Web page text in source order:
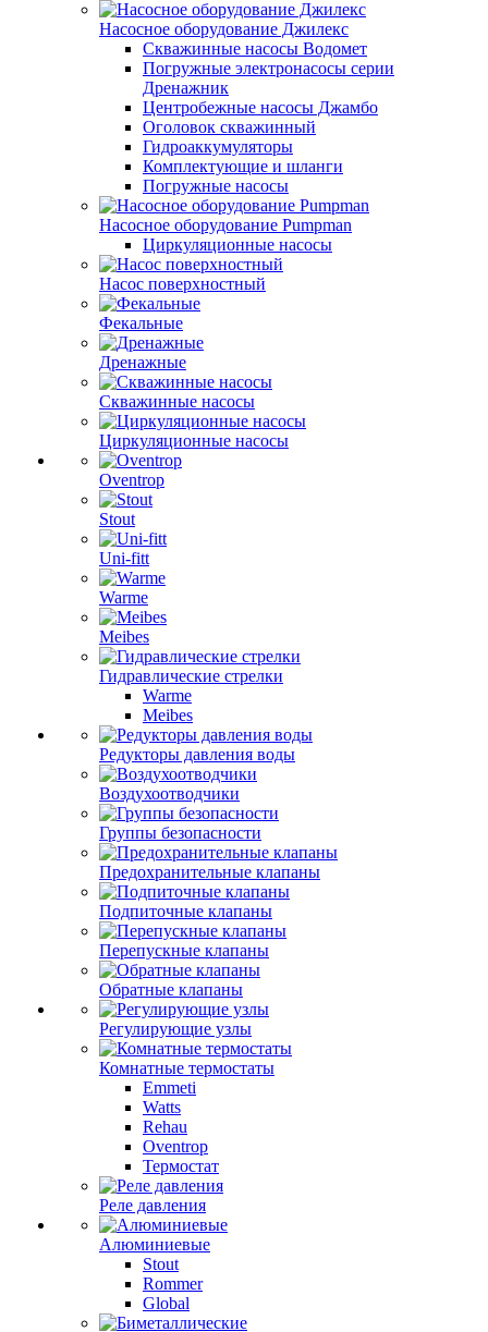
Насосное оборудование Джилекс
Скважинные насосы Водомет
Погружные электронасосы серии
Дренажник
Центробежные насосы Джамбо
Оголовок скважинный
Гидроаккумуляторы
Комплектующие и шланги
Погружные насосы
Насосное оборудование Pumpman
Циркуляционные насосы
Насос поверхностный
Фекальные
Дренажные
Скважинные насосы
Циркуляционные насосы
Oventrop
Stout
Uni-fitt
Warme
Meibes
Гидравлические стрелки
Warme
Meibes
Редукторы давления воды
Воздухоотводчики
Группы безопасности
Предохранительные клапаны
Подпиточные клапаны
Перепускные клапаны
Обратные клапаны
Регулирующие узлы
Комнатные термостаты
Emmeti
Watts
Rehau
Oventrop
Термостат
Реле давления
Алюминиевые
Stout
Rommer
Global